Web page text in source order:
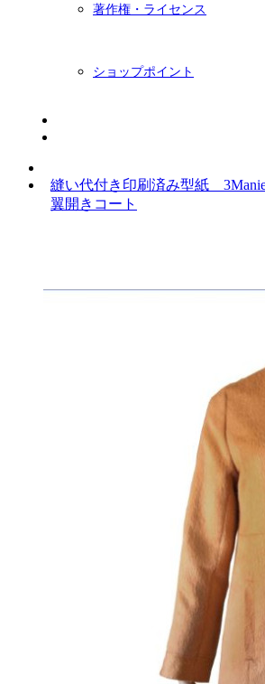
著作権・ライセンス
ショップポイント
縫い代付き印刷済み型紙
翼開きコート